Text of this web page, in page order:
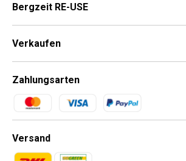
Bergzeit RE-USE
Verkaufen
Zahlungsarten
Zahlungsmethoden
Versand
Zahlungsmethoden